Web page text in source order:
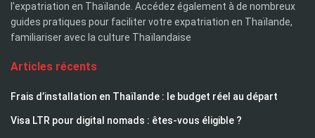
l'expatriation en Thaïlande. Accédez également à de nombreux
guides pratiques pour faciliter votre expatriation en Thaïlande,
familiariser avec la culture Thaïlandaise
Articles récents
Frais d’installation en Thaïlande : le budget réel au départ
Visa LTR pour digital nomads : êtes-vous éligible ?